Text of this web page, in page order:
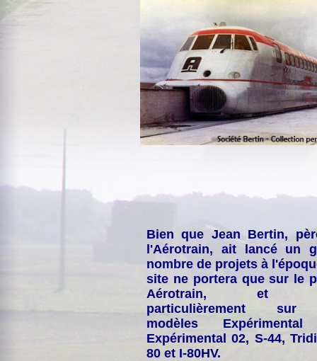
Bien que Jean Bertin,
l'Aérotrain, ait lancé un
nombre de projets à
site ne portera que sur le
Aérotrain, et
particulièrement
modèles
Expérimental 02, S-44,
80 et I-80HV.